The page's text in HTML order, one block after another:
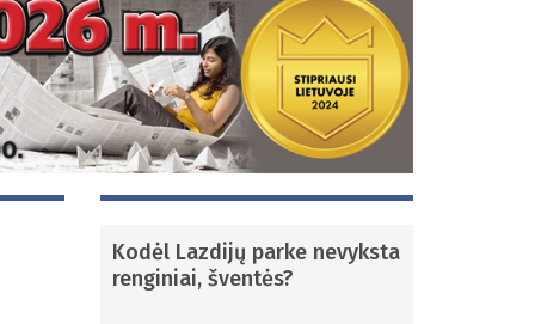
Kodėl Lazdijų parke nevyksta
renginiai, šventės?